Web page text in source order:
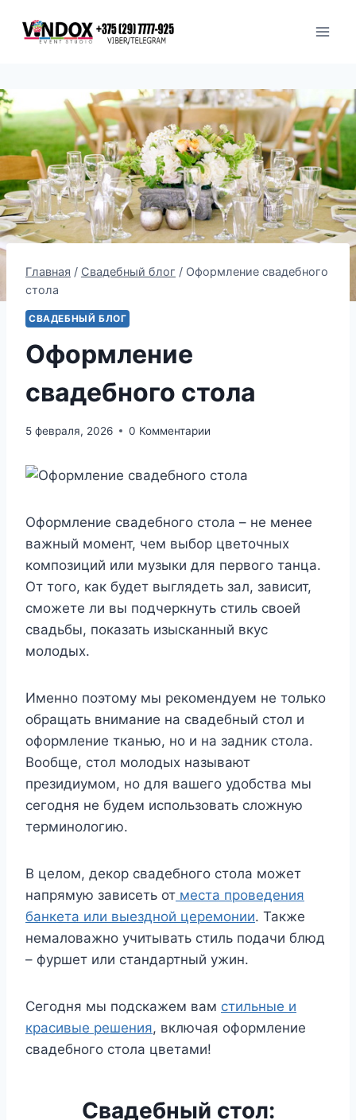
Главная / Свадебный блог / Оформление свадебного
стола
СВАДЕБНЫЙ БЛОГ
Оформление
свадебного стола
5 февраля, 2026 0 Комментарии
Оформление свадебного стола – не менее
важный момент, чем выбор цветочных
композиций или музыки для первого танца.
От того, как будет выглядеть зал, зависит,
сможете ли вы подчеркнуть стиль своей
свадьбы, показать изысканный вкус
молодых.
Именно поэтому мы рекомендуем не только
обращать внимание на свадебный стол и
оформление тканью, но и на задник стола.
Вообще, стол молодых называют
президиумом, но для вашего удобства мы
сегодня не будем использовать сложную
терминологию.
В целом, декор свадебного стола может
напрямую зависеть от места проведения
банкета или выездной церемонии. Также
немаловажно учитывать стиль подачи блюд
– фуршет или стандартный ужин.
Сегодня мы подскажем вам стильные и
красивые решения, включая оформление
свадебного стола цветами!
Свадебный стол: